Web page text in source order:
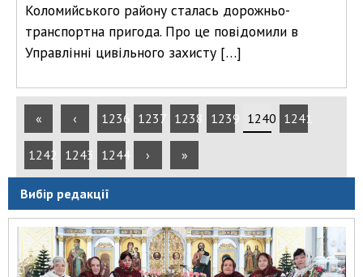
Коломийського району сталась дорожньо-
транспортна пригода. Про це повідомили в
Управлінні цивільного захисту […]
« ‹ 1236 1237 1238 1239 1240 1241
1242 1243 1244 › »
Вибір редакції